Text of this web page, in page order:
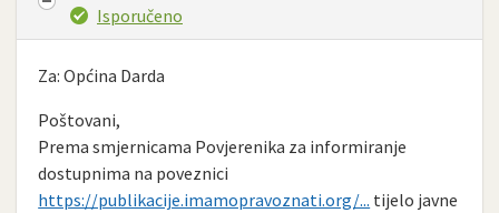
Isporučeno
Za: Općina Darda
Poštovani,
Prema smjernicama Povjerenika za informiranje
dostupnima na poveznici
https://publikacije.imamopravoznati.org/... tijelo javne